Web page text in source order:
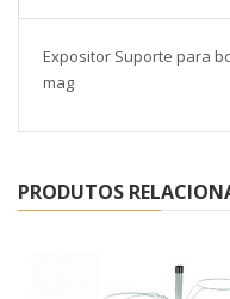
Expositor Suporte para
mag
PRODUTOS